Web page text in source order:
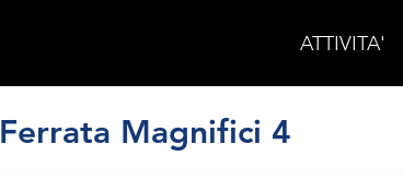
ATTIVITA'
Ferrata Magnifici 4